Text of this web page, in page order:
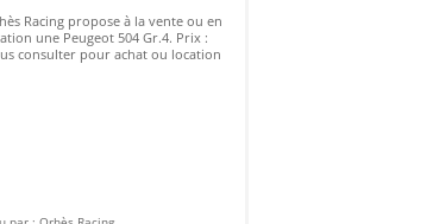
Racing propose à la vente ou en
une Peugeot 504 Gr.4. Prix :
consulter pour achat ou location